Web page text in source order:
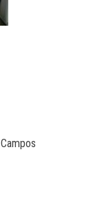
Campos